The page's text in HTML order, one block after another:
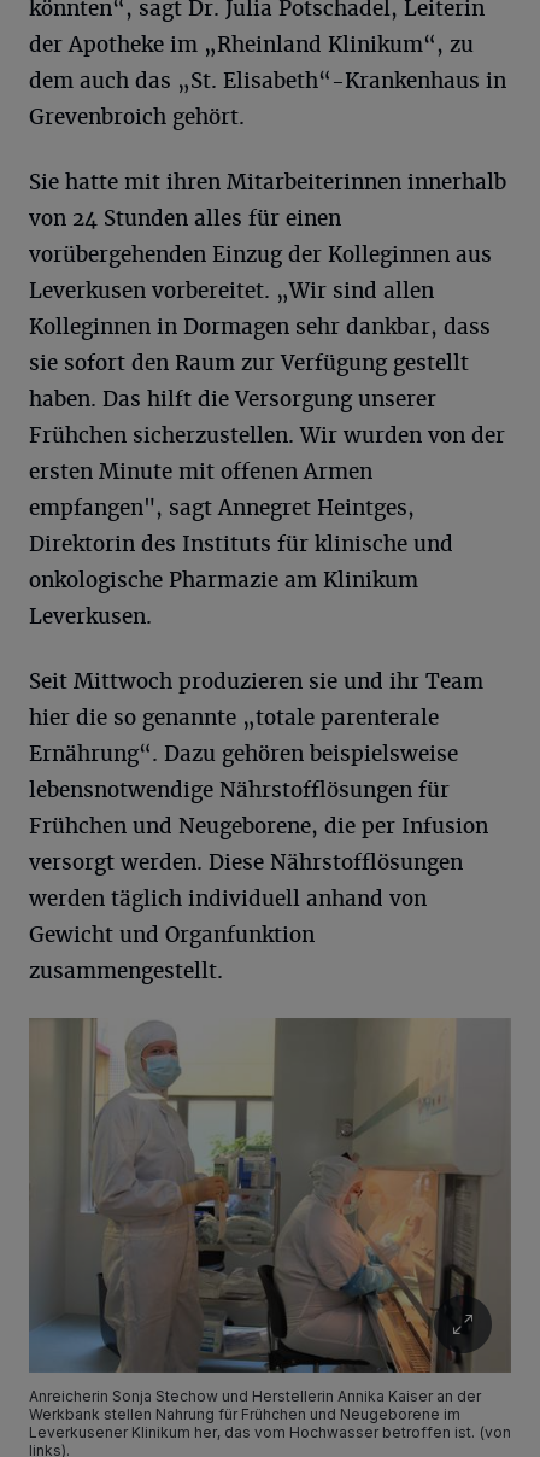
könnten“, sagt Dr. Julia Potschadel, Leiterin
der Apotheke im „Rheinland Klinikum“, zu
dem auch das „St. Elisabeth“-Krankenhaus in
Grevenbroich gehört.
Sie hatte mit ihren Mitarbeiterinnen innerhalb
von 24 Stunden alles für einen
vorübergehenden Einzug der Kolleginnen aus
Leverkusen vorbereitet. „Wir sind allen
Kolleginnen in Dormagen sehr dankbar, dass
sie sofort den Raum zur Verfügung gestellt
haben. Das hilft die Versorgung unserer
Frühchen sicherzustellen. Wir wurden von der
ersten Minute mit offenen Armen
empfangen", sagt Annegret Heintges,
Direktorin des Instituts für klinische und
onkologische Pharmazie am Klinikum
Leverkusen.
Seit Mittwoch produzieren sie und ihr Team
hier die so genannte „totale parenterale
Ernährung“. Dazu gehören beispielsweise
lebensnotwendige Nährstofflösungen für
Frühchen und Neugeborene, die per Infusion
versorgt werden. Diese Nährstofflösungen
werden täglich individuell anhand von
Gewicht und Organfunktion
zusammengestellt.
Anreicherin Sonja Stechow und Herstellerin Annika Kaiser an der
Werkbank stellen Nahrung für Frühchen und Neugeborene im
Leverkusener Klinikum her, das vom Hochwasser betroffen ist. (von
links).